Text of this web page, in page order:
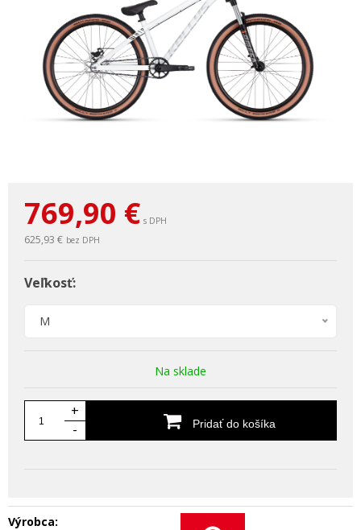
769,90 € s DPH
625,93 € bez DPH
Veľkosť:
M
Na sklade
+
-
Pridať do košíka
Výrobca: